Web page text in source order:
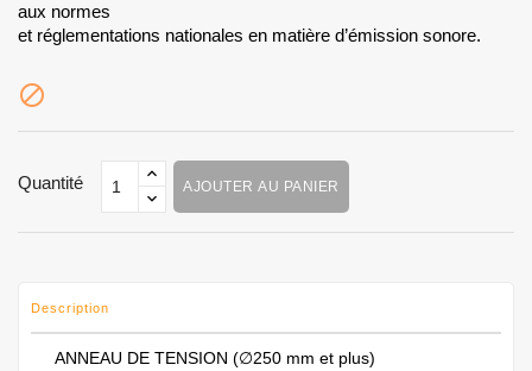
aux normes
et réglementations nationales en matière d’émission sonore.

Quantité AJOUTER AU PANIER
Description
ANNEAU DE TENSION (∅250 mm et plus)